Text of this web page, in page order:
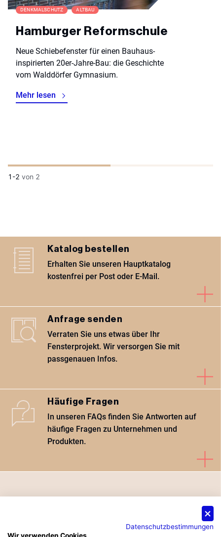
DENKMALSCHUTZ ALTBAU
Hamburger Reformschule
Neue Schiebefenster für einen Bauhaus-
inspirierten 20er-Jahre-Bau: die Geschichte
vom Walddörfer Gymnasium.
Mehr lesen
1-2 von 2
Katalog bestellen
Erhalten Sie unseren Hauptkatalog
kostenfrei per Post oder E-Mail.
Anfrage senden
Verraten Sie uns etwas über Ihr
Fensterprojekt. Wir versorgen Sie mit
passgenauen Infos.
Häufige Fragen
In unseren FAQs finden Sie Antworten auf
häufige Fragen zu Unternehmen und
Produkten.
Datenschutzbestimmungen